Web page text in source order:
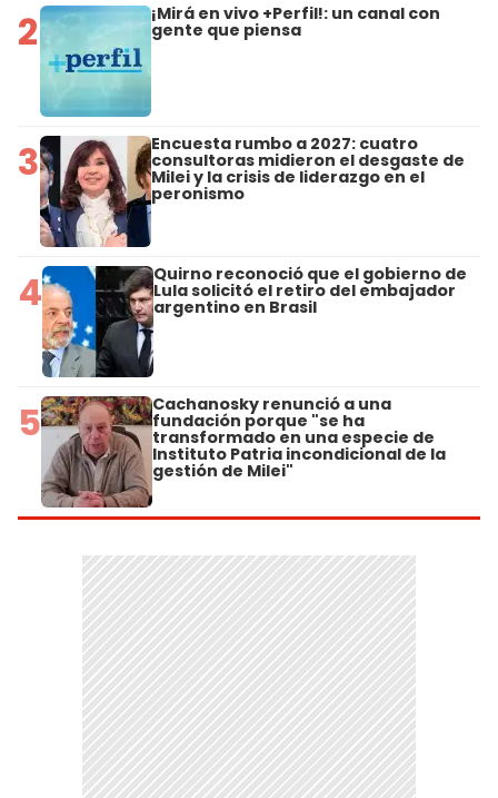
2 ¡Mirá en vivo +Perfil!: un canal con
gente que piensa
3 Encuesta rumbo a 2027: cuatro
consultoras midieron el desgaste de
Milei y la crisis de liderazgo en el
peronismo
4 Quirno reconoció que el gobierno de
Lula solicitó el retiro del embajador
argentino en Brasil
5 Cachanosky renunció a una
fundación porque "se ha
transformado en una especie de
Instituto Patria incondicional de la
gestión de Milei"